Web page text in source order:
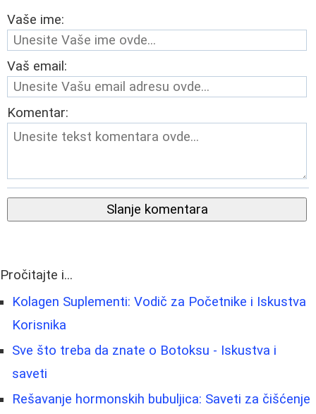
Vaše ime:
Vaš email:
Komentar:
Slanje komentara
Pročitajte i...
Kolagen Suplementi: Vodič za Početnike i Iskustva
Korisnika
Sve što treba da znate o Botoksu - Iskustva i
saveti
Rešavanje hormonskih bubuljica: Saveti za čišćenje